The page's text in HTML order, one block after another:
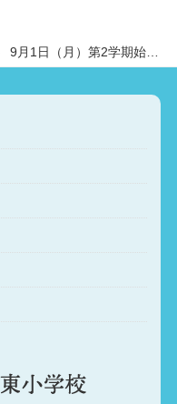
9月1日（月）第2学期始業式